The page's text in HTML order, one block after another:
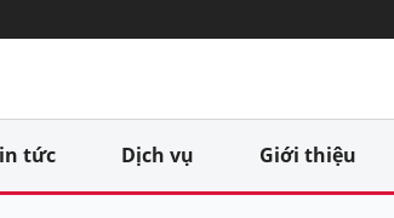
tức Dịch vụ Giới thiệu